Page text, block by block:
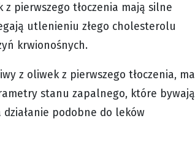
pierwszego tłoczenia mają silne
utlenieniu złego cholesterolu
krwionośnych.
z oliwek z pierwszego tłoczenia, ma
stanu zapalnego, które bywają
podobne do leków